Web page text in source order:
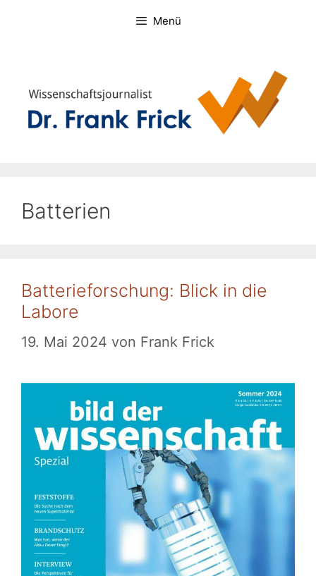
Menü
Batterien
Batterieforschung: Blick in die
Labore
19. Mai 2024 von Frank Frick